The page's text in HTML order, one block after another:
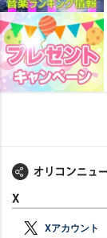
X
Xアカウント